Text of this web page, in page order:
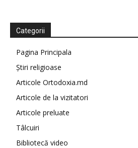
Categorii
Pagina Principala
Știri religioase
Articole Ortodoxia.md
Articole de la vizitatori
Articole preluate
Tâlcuiri
Bibliotecă video